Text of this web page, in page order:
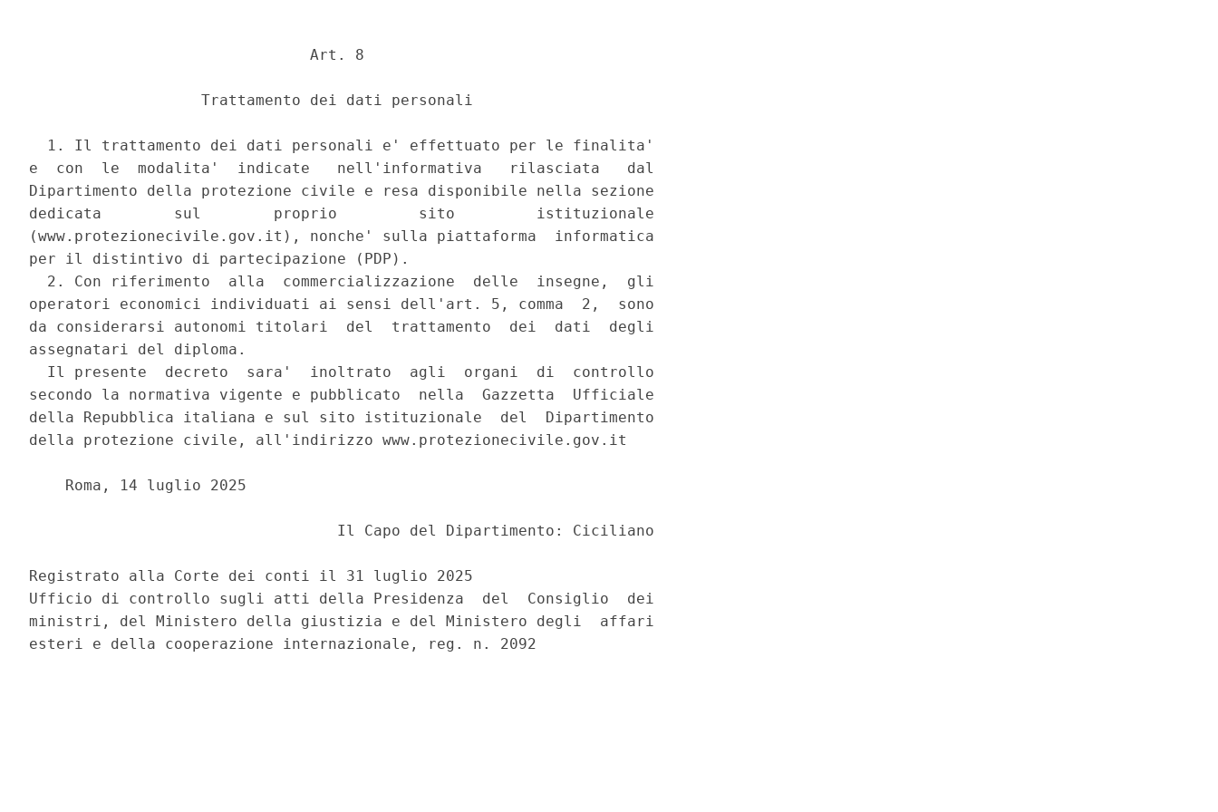
                               Art. 8
                   Trattamento dei dati personali
  1. Il trattamento dei dati personali e' effettuato per le finalita'
e  con  le  modalita'  indicate   nell'informativa   rilasciata   dal
Dipartimento della protezione civile e resa disponibile nella sezione
dedicata        sul        proprio         sito         istituzionale
(www.protezionecivile.gov.it), nonche' sulla piattaforma  informatica
per il distintivo di partecipazione (PDP).
  2. Con riferimento  alla  commercializzazione  delle  insegne,  gli
operatori economici individuati ai sensi dell'art. 5, comma  2,  sono
da considerarsi autonomi titolari  del  trattamento  dei  dati  degli
assegnatari del diploma.
  Il presente  decreto  sara'  inoltrato  agli  organi  di  controllo
secondo la normativa vigente e pubblicato  nella  Gazzetta  Ufficiale
della Repubblica italiana e sul sito istituzionale  del  Dipartimento
della protezione civile, all'indirizzo www.protezionecivile.gov.it
    Roma, 14 luglio 2025
                                  Il Capo del Dipartimento: Ciciliano
Registrato alla Corte dei conti il 31 luglio 2025
Ufficio di controllo sugli atti della Presidenza  del  Consiglio  dei
ministri, del Ministero della giustizia e del Ministero degli  affari